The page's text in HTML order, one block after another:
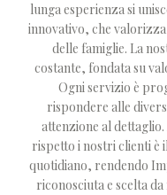
lunga esperienza si
innovativo, che
delle famiglie. La
costante, fondata su
Ogni servizio è
rispondere alle
attenzione al
rispetto i nostri clienti è
quotidiano, rendendo
riconosciuta e scelta